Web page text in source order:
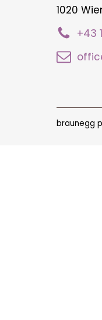
1020
+43
braunegg